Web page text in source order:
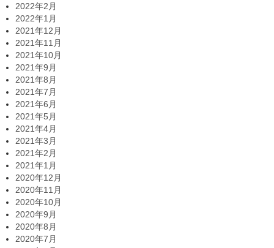
2022年2月
2022年1月
2021年12月
2021年11月
2021年10月
2021年9月
2021年8月
2021年7月
2021年6月
2021年5月
2021年4月
2021年3月
2021年2月
2021年1月
2020年12月
2020年11月
2020年10月
2020年9月
2020年8月
2020年7月